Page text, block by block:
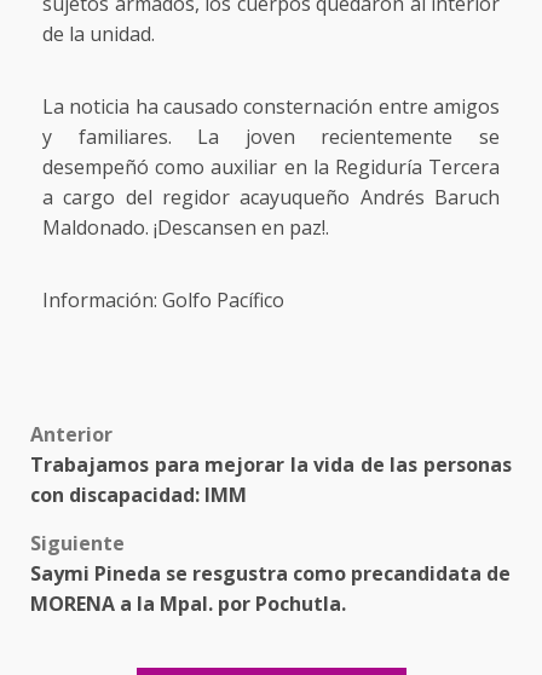
de la unidad.
La noticia ha causado consternación entre amigos
y familiares. La joven recientemente se
desempeñó como auxiliar en la Regiduría Tercera
a cargo del regidor acayuqueño Andrés Baruch
Maldonado. ¡Descansen en paz!.
Información: Golfo Pacífico
Post
navigation
Anterior
Trabajamos para mejorar la vida de las personas
con discapacidad: IMM
Siguiente
Saymi Pineda se resgustra como precandidata de
MORENA a la Mpal. por Pochutla.